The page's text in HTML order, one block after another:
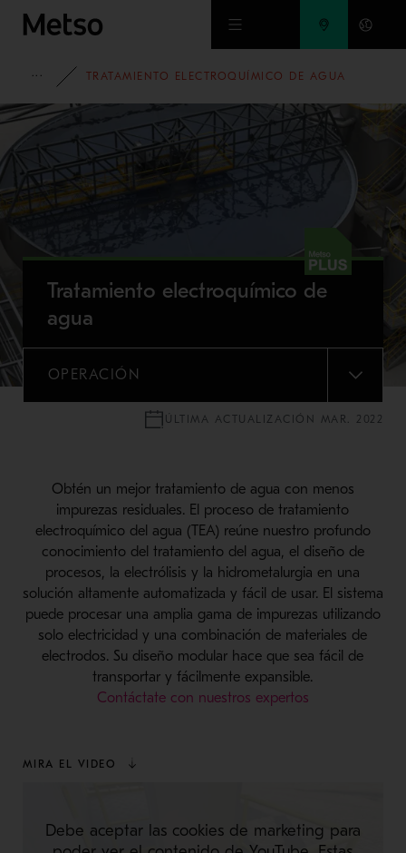
Ir al contenido principal
PORTAFOLIO
TRATAMIENTO ELECTROQUÍMICO DE AGUA
Tratamiento electroquímico de
agua
OPERACIÓN
MENU
ÚLTIMA ACTUALIZACIÓN MAR. 2022
Obtén un mejor tratamiento de agua con menos
impurezas residuales. El proceso de tratamiento
electroquímico del agua (TEA) reúne nuestro profundo
conocimiento del tratamiento del agua, el diseño de
procesos, la electrólisis y la hidrometalurgia en una
solución altamente automatizada y fácil de usar. El sistema
puede procesar una amplia gama de impurezas utilizando
solo electricidad y una combinación de materiales de
electrodos. Su diseño modular hace que sea fácil de
transportar y fácilmente expansible.
Contáctate con nuestros expertos
MIRA EL VIDEO
Debe aceptar las cookies de marketing para